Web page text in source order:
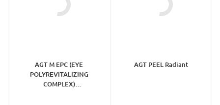
AGT M EPC (EYE
POLYREVITALIZING
COMPLEX)
AGT PEEL Radiant